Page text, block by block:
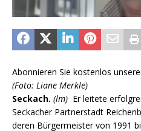
Abonnieren Sie kostenlos
(Foto: Liane Merkle)
Seckach. (lm) Er leitete
Seckacher Partnerstadt
deren Bürgermeister von 1991